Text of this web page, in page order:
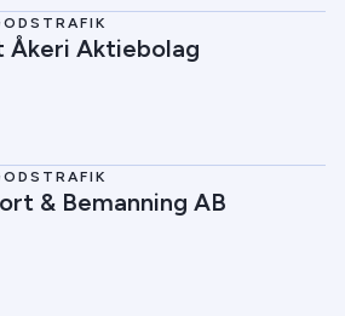
Åkeri Aktiebolag
& Bemanning AB